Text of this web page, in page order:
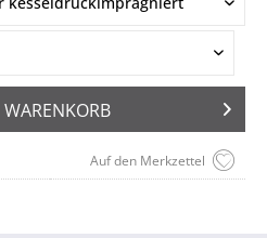
WARENKORB
Auf den Merkzettel